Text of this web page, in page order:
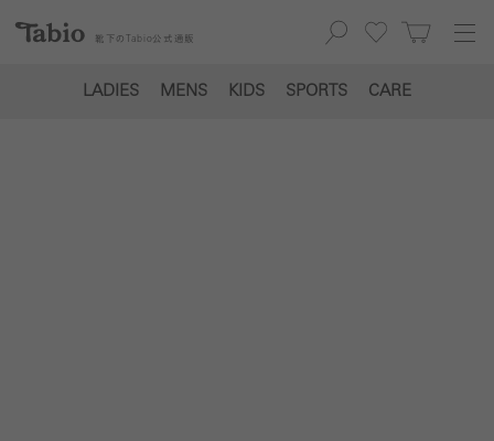
靴下の Tabio 公式通販
LADIES MENS KIDS SPORTS CARE